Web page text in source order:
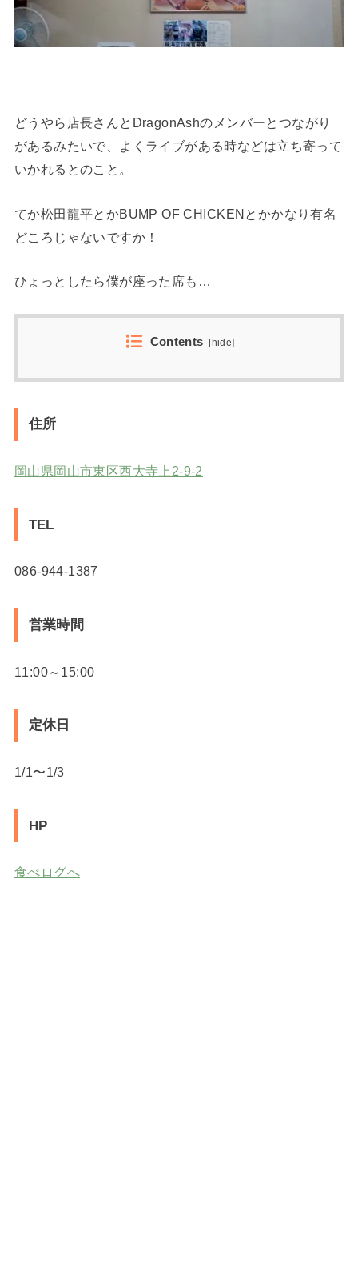
どうやら店長さんとDragonAshのメンバーとつながり
があるみたいで、よくライブがある時などは立ち寄って
いかれるとのこと。
てか松田龍平とかBUMP OF CHICKENとかかなり有名
どころじゃないですか！
ひょっとしたら僕が座った席も…
Contents [hide]
住所
岡山県岡山市東区西大寺上2-9-2
TEL
086-944-1387
営業時間
11:00～15:00
定休日
1/1〜1/3
HP
食べログへ